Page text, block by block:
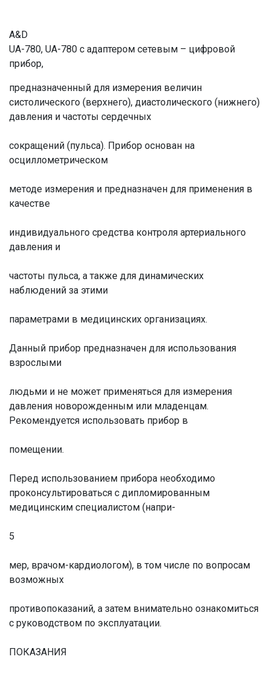
A&D
UA-780, UA-780 с адаптером сетевым – цифровой
прибор,
предназначенный для измерения величин
систолического (верхнего), диастолического (нижнего)
давления и частоты сердечных
сокращений (пульса). Прибор основан на
осциллометрическом
методе измерения и предназначен для применения в
качестве
индивидуального средства контроля артериального
давления и
частоты пульса, а также для динамических
наблюдений за этими
параметрами в медицинских организациях.
Данный прибор предназначен для использования
взрослыми
людьми и не может применяться для измерения
давления новорожденным или младенцам.
Рекомендуется использовать прибор в
помещении.
Перед использованием прибора необходимо
проконсультироваться с дипломированным
медицинским специалистом (напри-
5
мер, врачом-кардиологом), в том числе по вопросам
возможных
противопоказаний, а затем внимательно ознакомиться
с руководством по эксплуатации.
ПОКАЗАНИЯ